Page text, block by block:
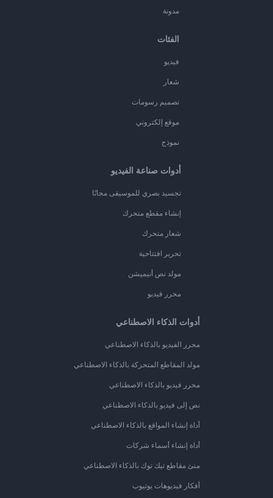
مدونة
الفئات
فيديو
شعار
تصميم رسومات
موقع إلكتروني
نموذج
أدوات صناعة الفيديو
تجسيد بصري للموسيقى مجانًا
إنشاء مقطع متحرك
شعار متحرك
تحرير افتتاحية
مولد نص أنيميشن
محرر فيديو
أدوات الذكاء الاصطناعي
محرر الفيديو بالذكاء الاصطناعي
مولد المقاطع المتحركة بالذكاء الاصطناعي
محرر فيديو بالذكاء الاصطناعي
نص إلى فيديو بالذكاء الاصطناعي
أداة إنشاء المواقع بالذكاء الاصطناعي
أداة إنشاء أسماء شركات
منئ مقاطع تيك توك بالذكاء الاصطناعي
أفكار فيديوهات يوتيوب